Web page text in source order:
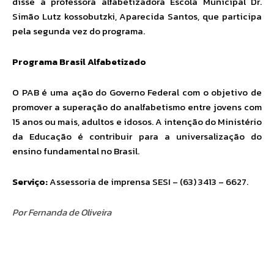
Simão Lutz kossobutzki, Aparecida Santos, que participa
pela segunda vez do programa.
Programa Brasil Alfabetizado
O PAB é uma ação do Governo Federal com o objetivo de
promover a superação do analfabetismo entre jovens com
15 anos ou mais, adultos e idosos. A intenção do Ministério
da Educação é contribuir para a universalização do
ensino fundamental no Brasil.
Serviço:Assessoria de imprensa SESI – (63) 3413 – 6627.
Por Fernanda de Oliveira